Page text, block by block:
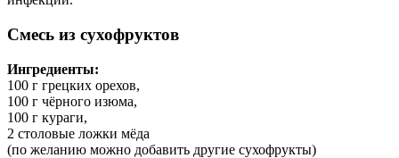
Смесь из сухофруктов
Ингредиенты:
100 г грецких орехов,
100 г чёрного изюма,
100 г кураги,
2 столовые ложки мёда
(по желанию можно добавить другие сухофрукты)